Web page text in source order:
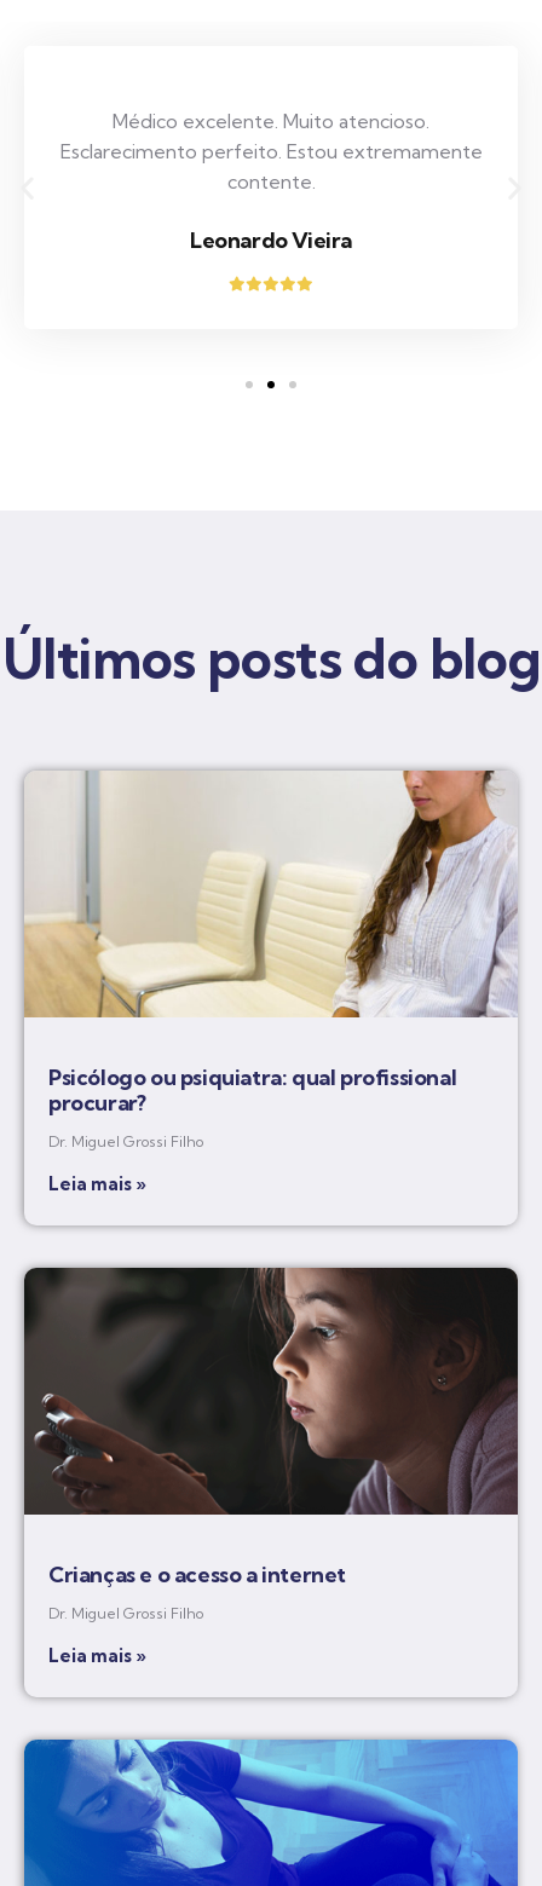
Médico excelente. Muito atencioso.
Esclarecimento perfeito. Estou extremamente
contente.
Leonardo Vieira
Últimos posts do blog
Psicólogo ou psiquiatra: qual profissional
procurar?
Dr. Miguel Grossi Filho
Leia mais »
Crianças e o acesso a internet
Dr. Miguel Grossi Filho
Leia mais »